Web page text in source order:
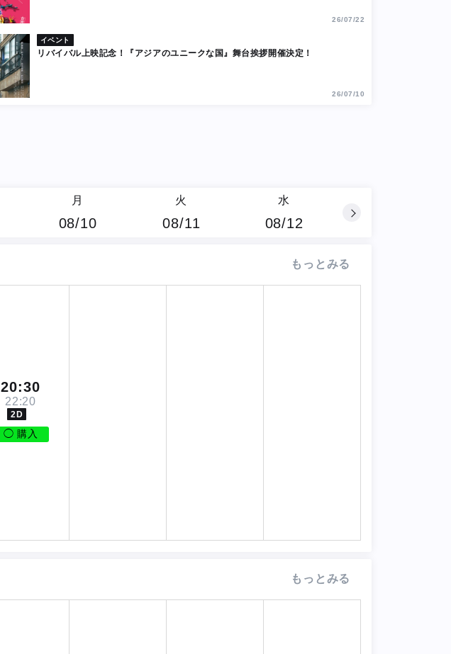
26/07/22
イベント
リバイバル上映記念！『アジアのユニークな国』舞台挨拶開催決定！
26/07/10
月
08/10
火
08/11
水
08/12
もっとみる
20:30
22:20
2D
◯ 購入
もっとみる